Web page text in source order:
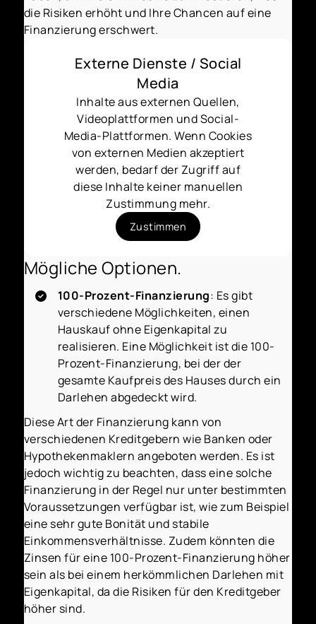
die Risiken erhöht und Ihre Chancen auf eine
Finanzierung erschwert.
Externe Dienste / Social
Media
Inhalte aus externen Quellen,
Videoplattformen und Social-
Media-Plattformen. Wenn Cookies
von externen Medien akzeptiert
werden, bedarf der Zugriff auf
diese Inhalte keiner manuellen
Zustimmung mehr.
Zustimmen
Mögliche Optionen.
100-Prozent-Finanzierung: Es gibt
verschiedene Möglichkeiten, einen
Hauskauf ohne Eigenkapital zu
realisieren. Eine Möglichkeit ist die 100-
Prozent-Finanzierung, bei der der
gesamte Kaufpreis des Hauses durch ein
Darlehen abgedeckt wird.
Diese Art der Finanzierung kann von
verschiedenen Kreditgebern wie Banken oder
Hypothekenmaklern angeboten werden. Es ist
jedoch wichtig zu beachten, dass eine solche
Finanzierung in der Regel nur unter bestimmten
Voraussetzungen verfügbar ist, wie zum Beispiel
eine sehr gute Bonität und stabile
Einkommensverhältnisse. Zudem könnten die
Zinsen für eine 100-Prozent-Finanzierung höher
sein als bei einem herkömmlichen Darlehen mit
Eigenkapital, da die Risiken für den Kreditgeber
höher sind.